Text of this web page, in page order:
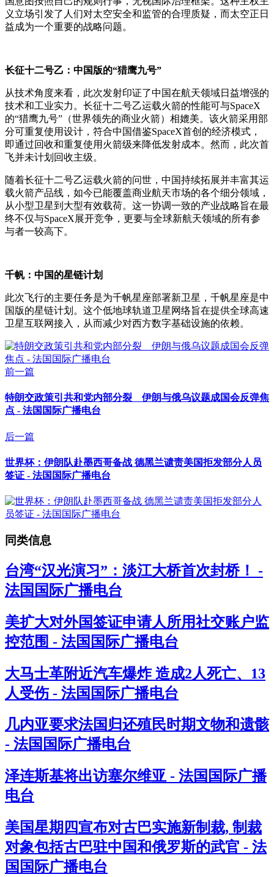
义立场引发了人们对太空安全和监管的合理质疑，而太空正日
益成为一个重要的战略问题。
长征十二号乙：中国版的“猎鹰九号”
从技术角度来看，此次发射印证了中国在航天领域日益增强的
技术和工业实力。长征十二号乙运载火箭的性能可与SpaceX
的“猎鹰九号”（世界领先的商业火箭）相媲美。该火箭采用部
分可重复使用设计，符合中国借鉴SpaceX首创的经济模式，
即通过回收和重复使用火箭级来降低发射成本。然而，此次首
飞并未计划回收主级。
随着长征十二号乙运载火箭的问世，中国持续拓展并丰富其运
载火箭产品线，如今已能覆盖商业航天市场的各个细分领域，
从小型卫星到大型有效载荷。这一协调一致的产业战略旨在最
终不仅与SpaceX展开竞争，更要与全球新航天领域的所有参
与者一较高下。
千帆：中国的星链计划
此次飞行的主要任务是为千帆星座部署新卫星，千帆星座是中
国版的星链计划。这个低地球轨道卫星网络旨在提供全球高速
卫星互联网接入，从而减少对西方数字基础设施的依赖。
前一篇
特朗交政策引共和党内部分裂 伊朗与俄乌议题成国会反弹焦
点 - 法国国际广播电台
后一篇
世界杯：伊朗队赴墨西哥备战 德黑兰谴责美国拒发部分人员
签证 - 法国国际广播电台
同类信息
台湾“汉光演习”：淡江大桥首次封桥！ -
法国国际广播电台
美扩大对外国签证申请人所用社交账户监
控范围 - 法国国际广播电台
大马士革附近汽车爆炸 造成2人死亡、13
人受伤 - 法国国际广播电台
几内亚要求法国归还殖民时期文物和遗骸
- 法国国际广播电台
泽连斯基将出访塞尔维亚 - 法国国际广播
电台
美国星期四宣布对古巴实施新制裁, 制裁
对象包括古巴驻中国和俄罗斯的武官 - 法
国国际广播电台